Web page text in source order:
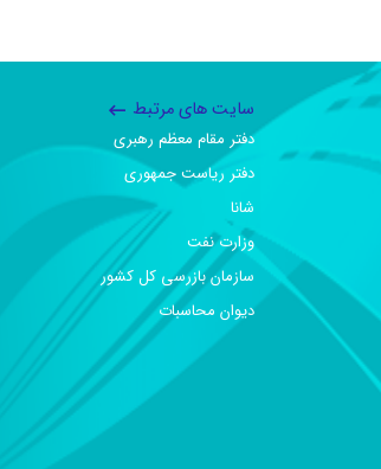
سایت های مرتبط
دفتر مقام معظم رهبری
دفتر ریاست جمهوری
شانا
وزارت نفت
سازمان بازرسی کل کشور
دیوان محاسبات